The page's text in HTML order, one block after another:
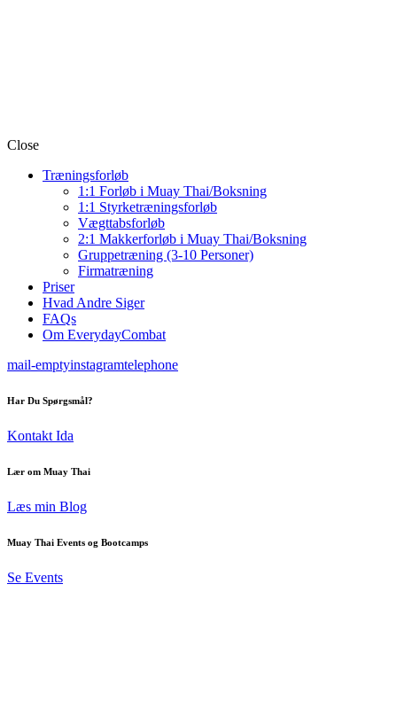
Close
Træningsforløb
1:1 Forløb i Muay Thai/Boksning
1:1 Styrketræningsforløb
Vægttabsforløb
2:1 Makkerforløb i Muay Thai/Boksning
Gruppetræning (3-10 Personer)
Firmatræning
Priser
Hvad Andre Siger
FAQs
Om EverydayCombat
mail-emptyinstagramtelephone
Har Du Spørgsmål?
Kontakt Ida
Lær om Muay Thai
Læs min Blog
Muay Thai Events og Bootcamps
Se Events